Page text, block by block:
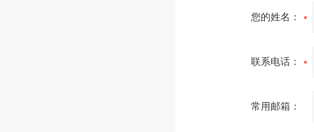
您的姓名：
联系电话：
常用邮箱：